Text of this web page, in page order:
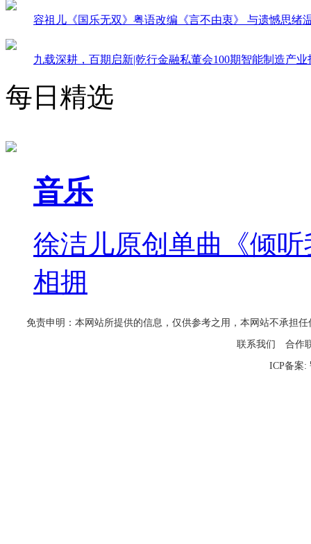
容祖儿《国乐无双》粤语改编《言不由衷》 与遗憾思绪
九载深耕，百期启新|乾行金融私董会100期智能制造产
每日精选
音乐
徐洁儿原创单曲《倾
相拥
免责申明：本网站所提供的信息，仅供参考之用，本网站不承担
联系我们 合作
ICP备案: